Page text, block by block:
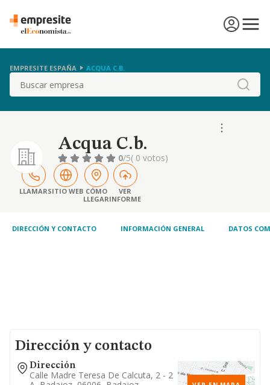
EMPRESITE ESPAÑA ACQUA C.B.
Buscar
Acqua C.b.
0/5( 0 votos)
LLAMARSITIO WEB CÓMO
LLEGAR
VER
INFORME
DIRECCIÓN Y CONTACTO INFORMACIÓN GENERAL DATOS
Dirección y contacto
Dirección
Calle Madre Teresa De Calcuta, 2 - 2